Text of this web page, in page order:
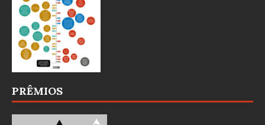
PRÊMIOS